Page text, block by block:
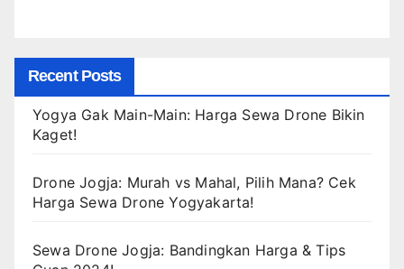
Recent Posts
Yogya Gak Main-Main: Harga Sewa Drone Bikin
Kaget!
Drone Jogja: Murah vs Mahal, Pilih Mana? Cek
Harga Sewa Drone Yogyakarta!
Sewa Drone Jogja: Bandingkan Harga & Tips